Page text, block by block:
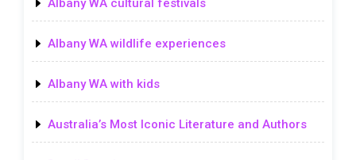
Albany WA cultural festivals
Albany WA wildlife experiences
Albany WA with kids
Australia’s Most Iconic Literature and Authors